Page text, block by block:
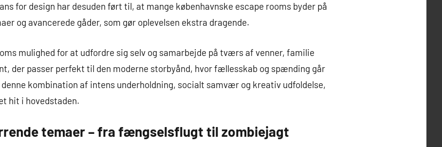
for design har desuden ført til, at mange københavnske escape rooms byder på
og avancerede gåder, som gør oplevelsen ekstra dragende.
mulighed for at udfordre sig selv og samarbejde på tværs af venner, familie
der passer perfekt til den moderne storbyånd, hvor fællesskab og spænding går
denne kombination af intens underholdning, socialt samvær og kreativ udfoldelse,
hit i hovedstaden.
temaer – fra fængselsflugt til zombiejagt